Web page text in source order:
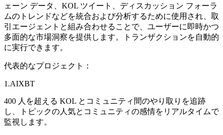
ェーン データ、KOL ツイート、ディスカッション フォーラ
ムのトレンドなどを統合および分析するために使用され、取
引エージェントと組み合わせることで、ユーザーに即時かつ
多面的な市場洞察を提供します。トランザクションを自動的
に実行できます。
代表的なプロジェクト：
1.AIXBT
400 人を超える KOL とコミュニティ間のやり取りを追跡
し、トピックの人気とコミュニティの感情をリアルタイムで
監視します。